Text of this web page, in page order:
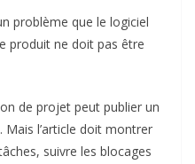
problème que le logiciel
produit ne doit pas être
de projet peut publier un
Mais l’article doit montrer
suivre les blocages